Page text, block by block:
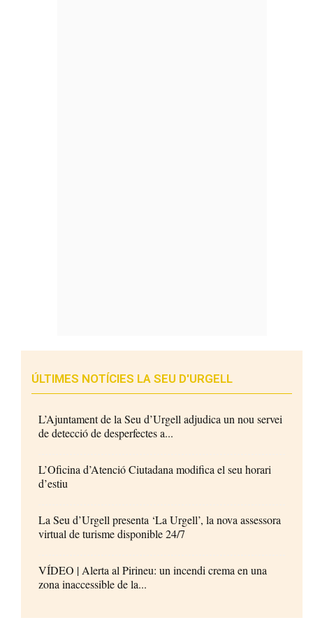
ÚLTIMES NOTÍCIES LA SEU D'URGELL
L’Ajuntament de la Seu d’Urgell adjudica un nou servei
de detecció de desperfectes a...
L’Oficina d’Atenció Ciutadana modifica el seu horari
d’estiu
La Seu d’Urgell presenta ‘La Urgell’, la nova assessora
virtual de turisme disponible 24/7
VÍDEO | Alerta al Pirineu: un incendi crema en una
zona inaccessible de la...